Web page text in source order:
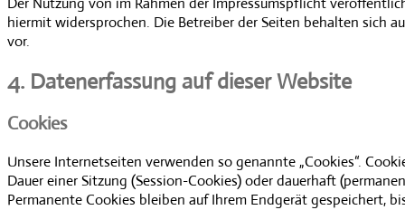
hiermit widersprochen. Die Betreiber der Seiten behalten sich
vor.
4. Datenerfassung auf dieser Website
Cookies
Unsere Internetseiten verwenden so genannte „Cookies“.
Dauer einer Sitzung (Session-Cookies) oder dauerhaft
Permanente Cookies bleiben auf Ihrem Endgerät gespeichert,